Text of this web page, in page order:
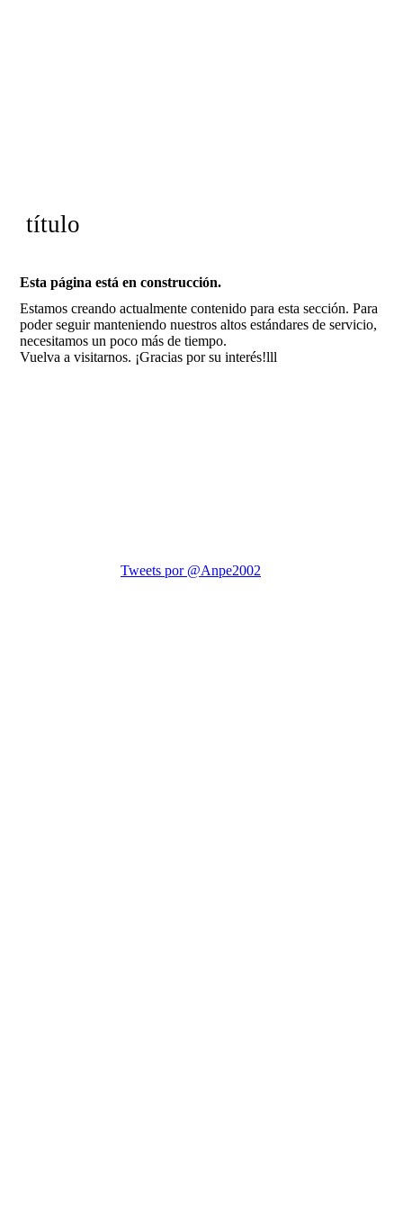
título
Esta página está en construcción.
Estamos creando actualmente contenido para esta sección. Para
poder seguir manteniendo nuestros altos estándares de servicio,
necesitamos un poco más de tiempo.
Vuelva a visitarnos. ¡Gracias por su interés!lll